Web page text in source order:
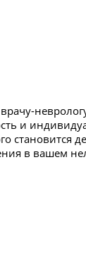
и
становится
в вашем